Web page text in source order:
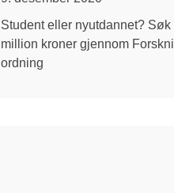
Student eller nyutdannet? Søk
million kroner gjennom
ordning